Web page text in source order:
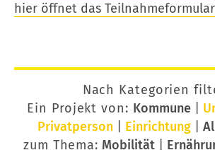
hier öffnet das
Nach Kategorien
Ein Projekt von: Kommune|
Privatperson| Einrichtung|
zum Thema: Mobilität